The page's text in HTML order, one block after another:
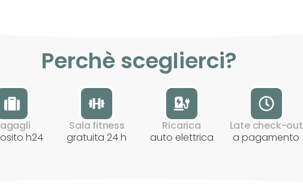
Perchè sceglierci?
h24
Sala fitness
gratuita 24 h
Ricarica
auto elettrica
Late check-out
a pagamento